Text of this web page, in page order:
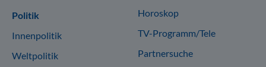
Politik
Innenpolitik
Weltpolitik
Horoskop
TV-Programm/Tele
Partnersuche